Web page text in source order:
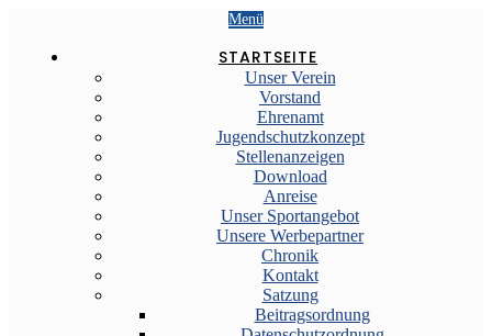
Menü
STARTSEITE
Unser Verein
Vorstand
Ehrenamt
Jugendschutzkonzept
Stellenanzeigen
Download
Anreise
Unser Sportangebot
Unsere Werbepartner
Chronik
Kontakt
Satzung
Beitragsordnung